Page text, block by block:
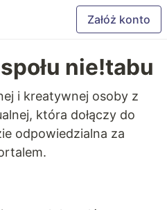
Załóż konto
nie!tabu
i kreatywnej osoby z
która dołączy do
odpowiedzialna za